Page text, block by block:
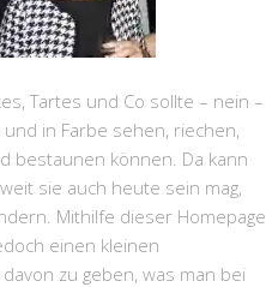
Tartes und Co sollte – nein –
und in Farbe sehen, riechen,
bestaunen können. Da kann
sie auch heute sein mag,
Mithilfe dieser Homepage
einen kleinen
zu geben, was man bei